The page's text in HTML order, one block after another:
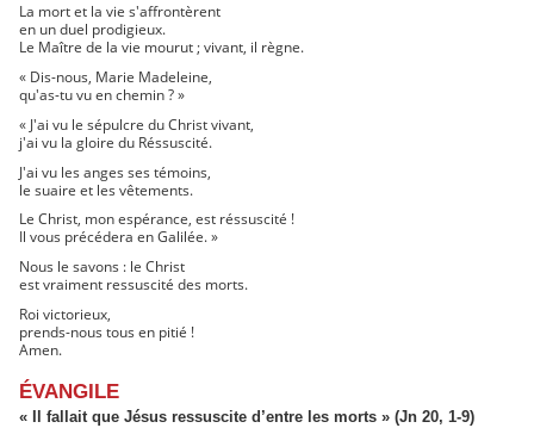
La mort et la vie s'affrontèrent
en un duel prodigieux.
Le Maître de la vie mourut ; vivant, il règne.
« Dis-nous, Marie Madeleine,
qu'as-tu vu en chemin ? »
« J'ai vu le sépulcre du Christ vivant,
j'ai vu la gloire du Réssuscité.
J'ai vu les anges ses témoins,
le suaire et les vêtements.
Le Christ, mon espérance, est réssuscité !
Il vous précédera en Galilée. »
Nous le savons : le Christ
est vraiment ressuscité des morts.
Roi victorieux,
prends-nous tous en pitié !
Amen.
ÉVANGILE
« Il fallait que Jésus ressuscite d’entre les morts » (Jn 20, 1-9)